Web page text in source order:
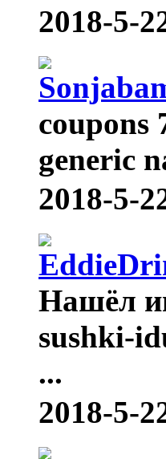
2018-5-
coupons
generic
2018-5-
Нашёл
sushki-
...
2018-5-